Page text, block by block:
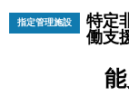
特定
働支
指定管理施設